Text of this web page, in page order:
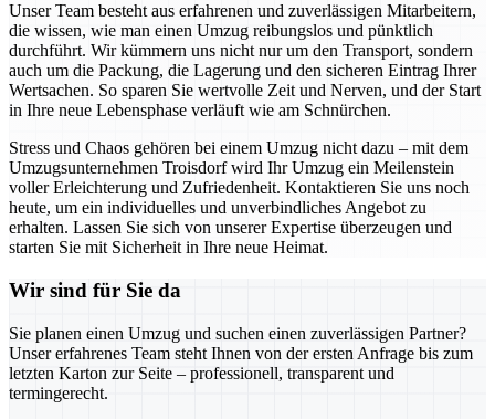
Unser Team besteht aus erfahrenen und zuverlässigen Mitarbeitern,
die wissen, wie man einen Umzug reibungslos und pünktlich
durchführt. Wir kümmern uns nicht nur um den Transport, sondern
auch um die Packung, die Lagerung und den sicheren Eintrag Ihrer
Wertsachen. So sparen Sie wertvolle Zeit und Nerven, und der Start
in Ihre neue Lebensphase verläuft wie am Schnürchen.
Stress und Chaos gehören bei einem Umzug nicht dazu – mit dem
Umzugsunternehmen Troisdorf wird Ihr Umzug ein Meilenstein
voller Erleichterung und Zufriedenheit. Kontaktieren Sie uns noch
heute, um ein individuelles und unverbindliches Angebot zu
erhalten. Lassen Sie sich von unserer Expertise überzeugen und
starten Sie mit Sicherheit in Ihre neue Heimat.
Wir sind für Sie da
Sie planen einen Umzug und suchen einen zuverlässigen Partner?
Unser erfahrenes Team steht Ihnen von der ersten Anfrage bis zum
letzten Karton zur Seite – professionell, transparent und
termingerecht.